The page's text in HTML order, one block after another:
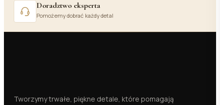
Doradztwo eksperta
Pomożemy dobrać każdy detal
Tworzymy trwałe, piękne detale, które pomagają